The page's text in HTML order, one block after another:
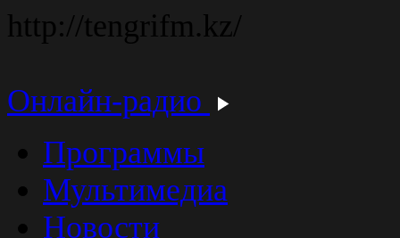
http://tengrifm.kz/
Онлайн-радио
Программы
Мультимедиа
Новости